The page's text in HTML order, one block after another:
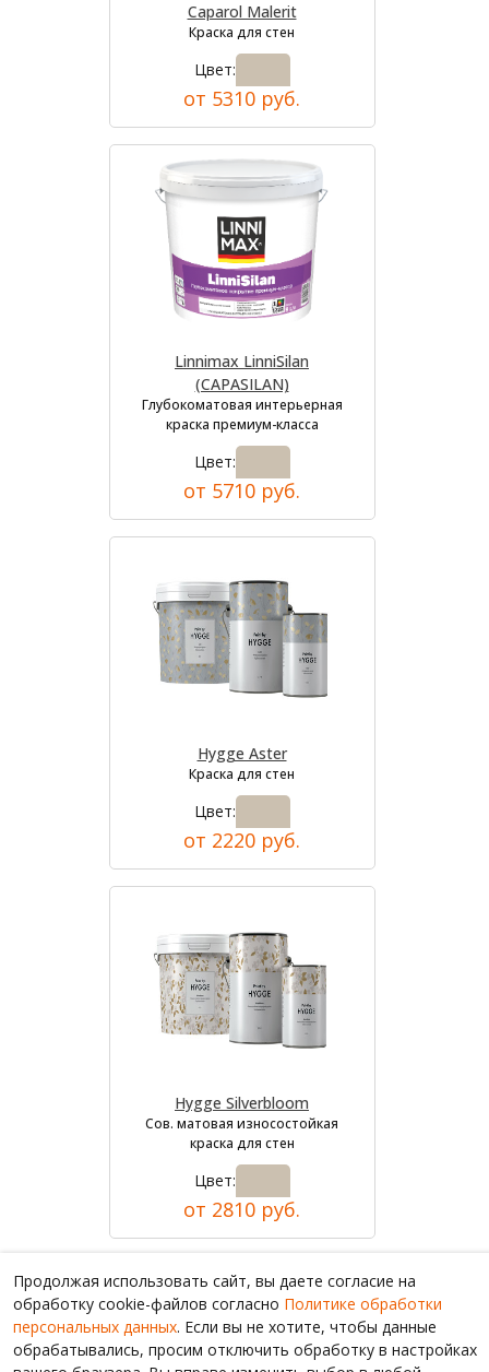
Caparol Malerit
Краска для стен
Цвет:
от 5310 руб.
Linnimax LinniSilan
(CAPASILAN)
Глубокоматовая интерьерная
краска премиум-класса
Цвет:
от 5710 руб.
Hygge Aster
Краска для стен
Цвет:
от 2220 руб.
Hygge Silverbloom
Сов. матовая износостойкая
краска для стен
Цвет:
от 2810 руб.
Продолжая использовать сайт, вы даете согласие на
обработку cookie-файлов согласно Политике обработки
персональных данных. Если вы не хотите, чтобы данные
обрабатывались, просим отключить обработку в настройках